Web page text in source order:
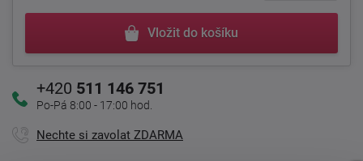
Vložit do košíku
+420 511 146 751
Po-Pá 8:00 - 17:00 hod.
Nechte si zavolat ZDARMA